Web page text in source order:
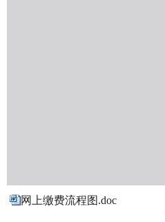
网上缴费流程图.doc